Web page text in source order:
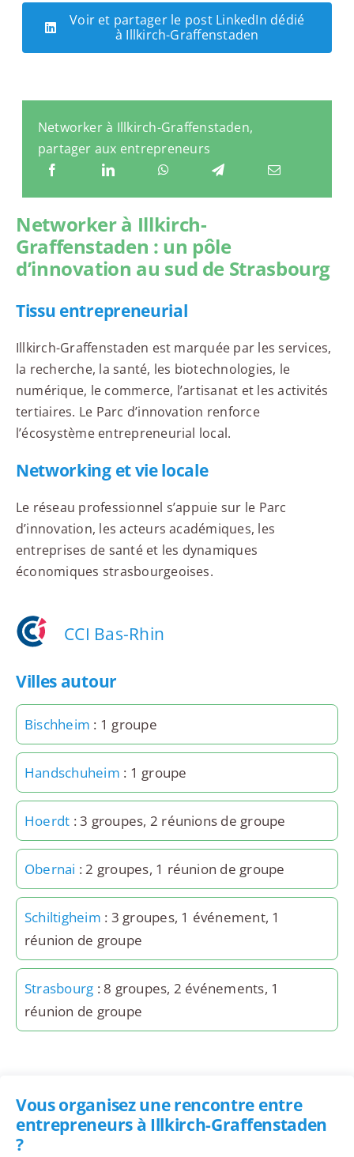
Voir et partager le post LinkedIn dédié
à Illkirch-Graffenstaden
Networker à Illkirch-Graffenstaden,
partager aux entrepreneurs
Networker à Illkirch-
Graffenstaden : un pôle
d’innovation au sud de Strasbourg
Tissu entrepreneurial
Illkirch-Graffenstaden est marquée par les services,
la recherche, la santé, les biotechnologies, le
numérique, le commerce, l’artisanat et les activités
tertiaires. Le Parc d’innovation renforce
l’écosystème entrepreneurial local.
Networking et vie locale
Le réseau professionnel s’appuie sur le Parc
d’innovation, les acteurs académiques, les
entreprises de santé et les dynamiques
économiques strasbourgeoises.
CCI Bas-Rhin
Villes autour
Bischheim : 1 groupe
Handschuheim : 1 groupe
Hoerdt : 3 groupes, 2 réunions de groupe
Obernai : 2 groupes, 1 réunion de groupe
Schiltigheim : 3 groupes, 1 événement, 1
réunion de groupe
Strasbourg : 8 groupes, 2 événements, 1
réunion de groupe
Vous organisez une rencontre entre
entrepreneurs à Illkirch-Graffenstaden
?